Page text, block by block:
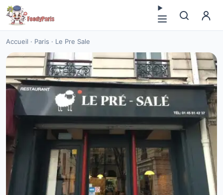
Accueil · Paris · Le Pre Sale